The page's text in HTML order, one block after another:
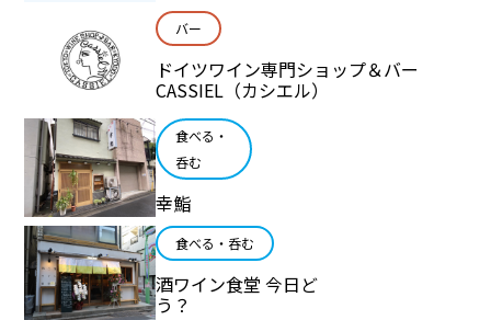
バー
ドイツワイン専門ショップ＆バー
CASSIEL（カシエル）
食べる・
呑む
幸鮨
食べる・呑む
酒ワイン食堂 今日ど
う？